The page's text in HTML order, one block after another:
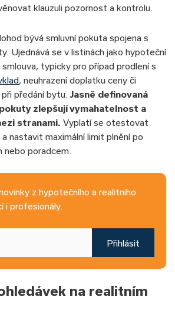
klauzuli pozornost a kontrolu.
bývá smluvní pokuta spojena s
Ujednává se v listinách jako hypoteční
typicky pro případ prodlení s
, neuhrazení doplatku ceny či
předání bytu. Jasně definovaná
zlepšují vymahatelnost a
stranami. Vyplatí se otestovat
nastavit maximální limit plnění po
nebo poradcem.
z hypotečního a realitního
i profesionály.
Přihlásit
na realitním